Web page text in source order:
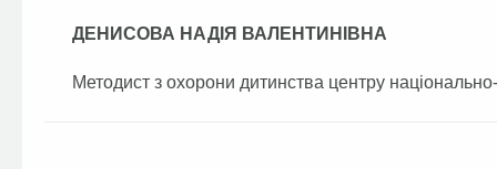
ДЕНИСОВА НАДІЯ ВАЛЕНТИНІВНА
Методист з охорони дитинства центру